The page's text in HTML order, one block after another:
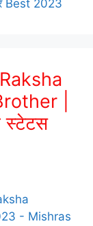
Best 2023
|
स्टेटस
- Mishras